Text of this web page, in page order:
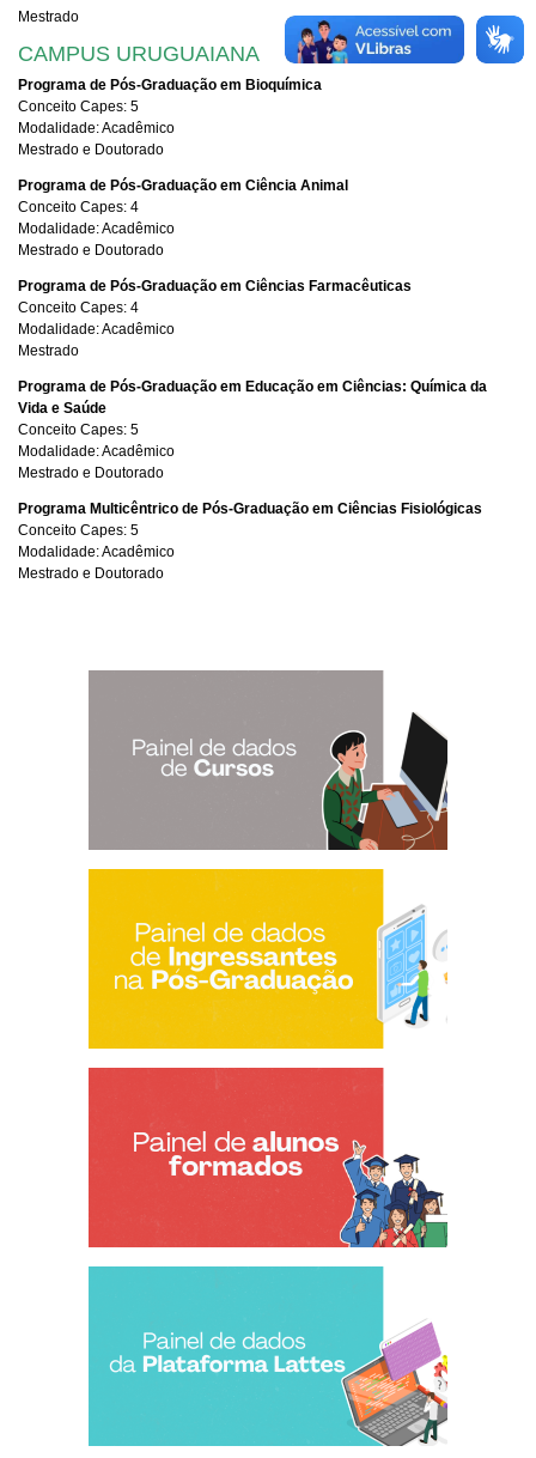
Mestrado
CAMPUS URUGUAIANA
Programa de Pós-Graduação em Bioquímica
Conceito Capes: 5
Modalidade: Acadêmico
Mestrado e Doutorado
Programa de Pós-Graduação em Ciência Animal
Conceito Capes: 4
Modalidade: Acadêmico
Mestrado e Doutorado
Programa de Pós-Graduação em Ciências Farmacêuticas
Conceito Capes: 4
Modalidade: Acadêmico
Mestrado
Programa de Pós-Graduação em Educação em Ciências: Química da
Vida e Saúde
Conceito Capes: 5
Modalidade: Acadêmico
Mestrado e Doutorado
Programa Multicêntrico de Pós-Graduação em Ciências Fisiológicas
Conceito Capes: 5
Modalidade: Acadêmico
Mestrado e Doutorado